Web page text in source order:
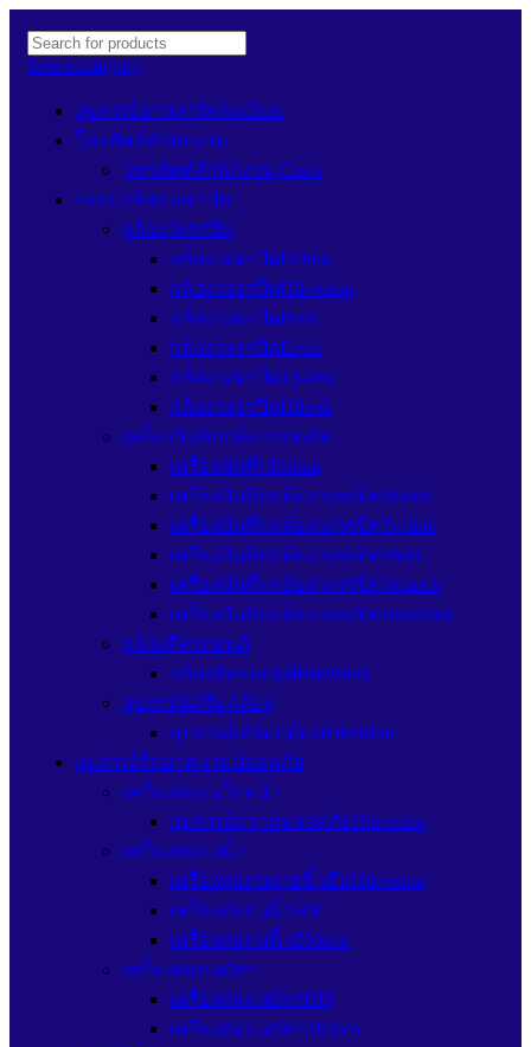
Select category
อุปกรณ์อ่านการ์ดSanDisk
โทรศัพท์สำนักงาน
โทรศัพท์สำนักงาน Cisco
ระบบกล้องวงจรปิด
กล้องวงจรปิด
กล้องวงจรปิดDahua
กล้องวงจรปิดHikvision
กล้องวงจรปิดImou
กล้องวงจรปิดEzviz
กล้องวงจรปิดTp-link
กล้องวงจรปิดHilook
เครื่องบันทึกกล้องวงจรปิด
เครื่องบันทึกDahua
เครื่องบันทึกกล้องวงจรปิดHilook
เครื่องบันทึกกล้องวงจรปิดTp-link
เครื่องบันทึกกล้องวงจรปิดImou
เครื่องบันทึกกล้องวงจรปิดUniarch
เครื่องบันทึกกล้องวงจรปิดHikvision
กล้องติดรถยนต์
กล้องติดรถยนต์Hikvision
อุปกรณ์เสริมกล้อง
อุปกรณ์เสริมกล้องHikvision
อุปกรณ์รักษาความปลอดภัย
เครื่องสแกนใบหน้า
อุปกรณ์ความปลอดภัยHikvision
เครื่องสแกนนิ้ว
เครื่องสแกนลายนิ้วมือHikvision
เครื่องสแกนนิ้วHIP
เครื่องสแกนนิ้วZKteco
เครื่องสแกนบัตร
เครื่องสแกนบัตรHIP
เครื่องสแกนบัตรZKteco